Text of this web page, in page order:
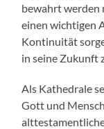
bewahrt werden
einen wichtigen
Kontinuität
in seine Zukunft
Als Kathedrale
Gott und